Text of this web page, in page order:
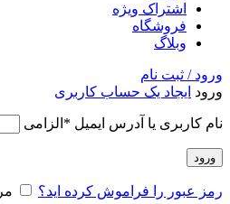
اشتراک ویژه
فروشگاه
وبلاگ
ورود / ثبت نام
ورود ایجاد یک حساب کاربری
نام کاربری یا آدرس ایمیل * الزامی
ورود
رمز عبور را فراموش کرده اید؟